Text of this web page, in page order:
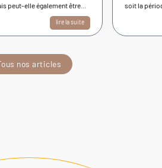
peut-elle également être
safari au même titre
? nous vous apportons
cet article
lire la suite
soit la
nos articles